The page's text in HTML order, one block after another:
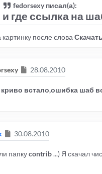
fedorsexy писал(а):
и где ссылка на
картинку после слова
Сообщение
28.08.2010
криво встало,ошибка шаб
Сообщение
30.08.2010
папкуcontrib...) Я скачал